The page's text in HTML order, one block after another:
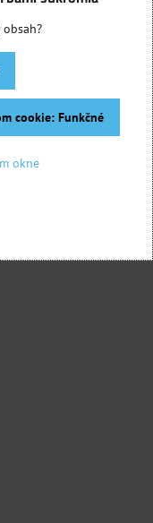
cookie: Funkčné
okne